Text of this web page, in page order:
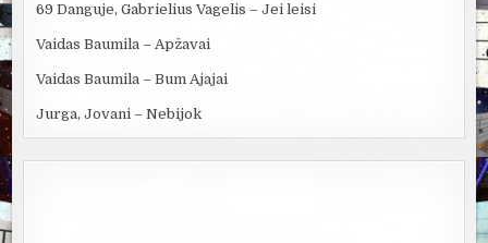
69 Danguje, Gabrielius Vagelis – Jei leisi
Vaidas Baumila – Apžavai
Vaidas Baumila – Bum Ajajai
Jurga, Jovani – Nebijok